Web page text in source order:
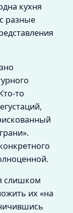
кухня
разные
слишком
их «на